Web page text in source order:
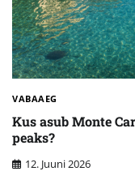
VABAAEG
Kus asub Monte
peaks?
12. Juuni 2026